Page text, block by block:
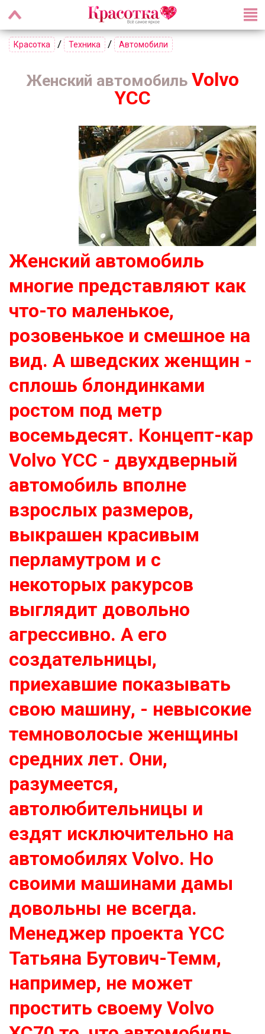
Красотка / Техника / Автомобили
Женский автомобиль Volvo
YCC
Женский автомобиль
многие представляют как
что-то маленькое,
розовенькое и смешное на
вид. А шведских женщин -
сплошь блондинками
ростом под метр
восемьдесят. Концепт-кар
Volvo YCC - двухдверный
автомобиль вполне
взрослых размеров,
выкрашен красивым
перламутром и с
некоторых ракурсов
выглядит довольно
агрессивно. А его
создательницы,
приехавшие показывать
свою машину, - невысокие
темноволосые женщины
средних лет. Они,
разумеется,
автолюбительницы и
ездят исключительно на
автомобилях Volvo. Но
своими машинами дамы
довольны не всегда.
Менеджер проекта YCC
Татьяна Бутович-Темм,
например, не может
простить своему Volvo